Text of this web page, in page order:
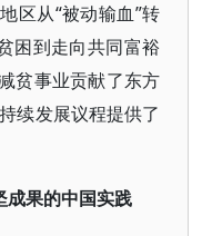
区从“被动输血”转
困到走向共同富裕
贫事业贡献了东方
续发展议程提供了
成果的中国实践